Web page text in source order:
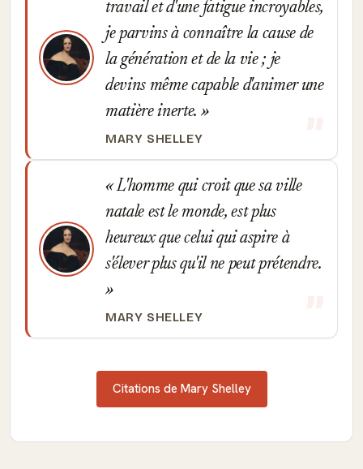
travail et d'une fatigue incroyables,
je parvins à connaître la cause de
la génération et de la vie ; je
devins même capable d'animer une
matière inerte.
MARY SHELLEY
L'homme qui croit que sa ville
natale est le monde, est plus
heureux que celui qui aspire à
s'élever plus qu'il ne peut prétendre.
MARY SHELLEY
Citations de Mary Shelley